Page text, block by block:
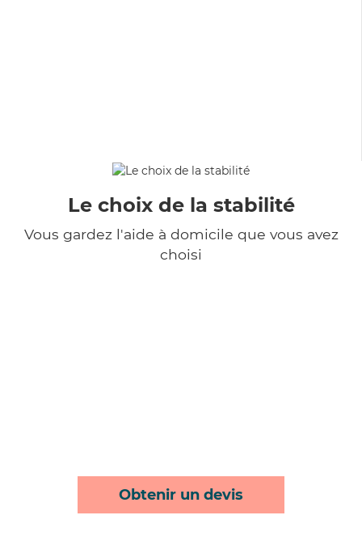
Le choix de la stabilité
Vous gardez l'aide à domicile que vous avez
choisi
Obtenir un devis